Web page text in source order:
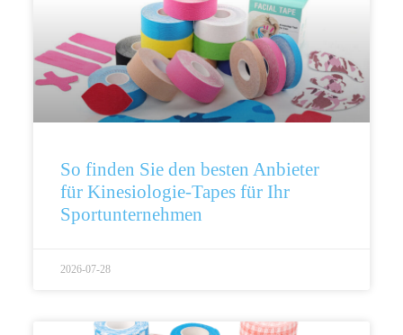
So finden Sie den besten Anbieter
für Kinesiologie-Tapes für Ihr
Sportunternehmen
2026-07-28